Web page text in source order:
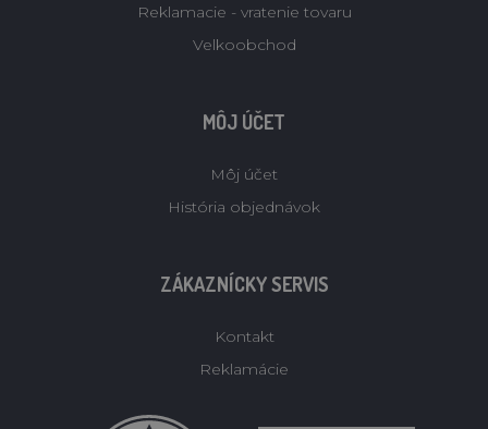
Reklamacie - vratenie tovaru
Velkoobchod
MÔJ ÚČET
Môj účet
História objednávok
ZÁKAZNÍCKY SERVIS
Kontakt
Reklamácie